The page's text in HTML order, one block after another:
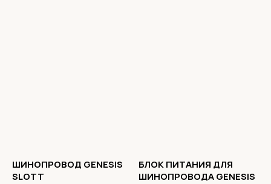
ШИНОПРОВОД GENESIS
SLOTT
БЛОК ПИТАНИЯ ДЛЯ
ШИНОПРОВОДА GENESIS